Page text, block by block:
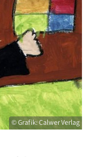
© Grafik: Calwer Verlag